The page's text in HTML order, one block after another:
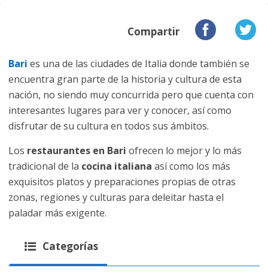
Compartir
Bari es una de las ciudades de Italia donde también se
encuentra gran parte de la historia y cultura de esta
nación, no siendo muy concurrida pero que cuenta con
interesantes lugares para ver y conocer, así como
disfrutar de su cultura en todos sus ámbitos.
Los restaurantes en Bari ofrecen lo mejor y lo más
tradicional de la cocina italiana así como los más
exquisitos platos y preparaciones propias de otras
zonas, regiones y culturas para deleitar hasta el
paladar más exigente.
Categorías